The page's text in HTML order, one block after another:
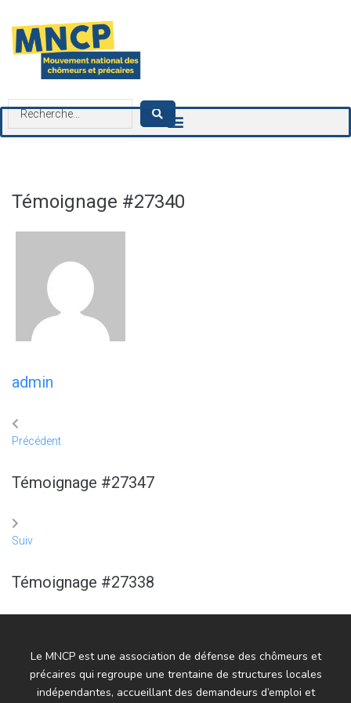
Témoignage #27340
admin
Précédent
Témoignage #27347
Suiv
Témoignage #27338
Le MNCP est une association de défense des chômeurs et
précaires qui regroupe une trentaine de structures locales
indépendantes, accueillant des demandeurs d’emploi et